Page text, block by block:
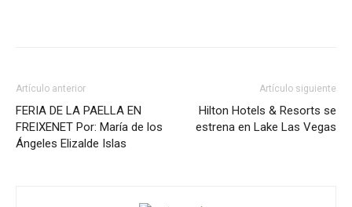
Artículo anterior
FERIA DE LA PAELLA EN
FREIXENET Por: María de los
Ángeles Elizalde Islas
Artículo siguiente
Hilton Hotels & Resorts se
estrena en Lake Las Vegas